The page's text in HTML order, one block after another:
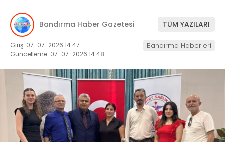
Bandırma Haber Gazetesi TÜM YAZILARI
Giriş: 07-07-2026 14:47
Güncelleme: 07-07-2026 14:48
Bandırma Haberleri